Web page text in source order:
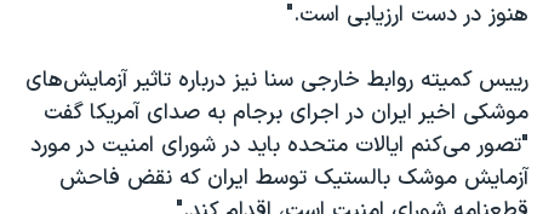
هنوز در دست ارزیابی است."
رییس کمیته روابط خارجی سنا نیز درباره تاثیر آزمایش‌های
موشکی اخیر ایران در اجرای برجام به صدای آمریکا گفت
"تصور می‌کنم ایالات متحده باید در شورای امنیت در مورد
آزمایش موشک بالستیک توسط ایران که نقض فاحش